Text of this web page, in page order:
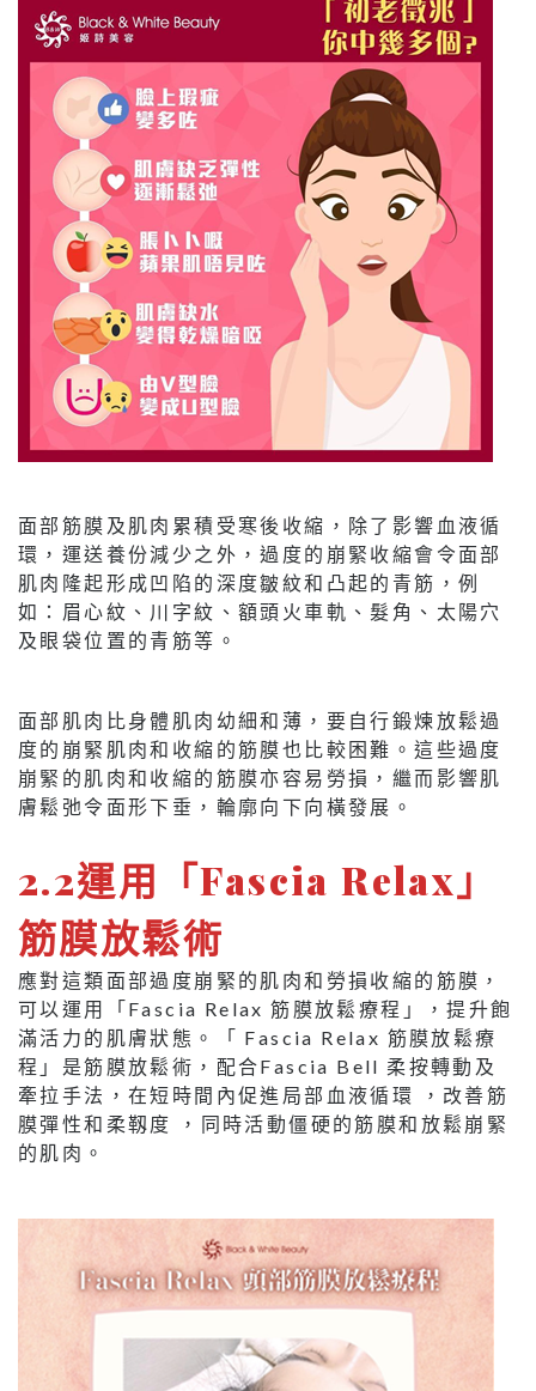
面部筋膜及肌肉累積受寒後收縮，除了影響血液循
環，運送養份減少之外，過度的崩緊收縮會令面部
肌肉隆起形成凹陷的深度皺紋和凸起的青筋，例
如：眉心紋、川字紋、額頭火車軌、髮角、太陽穴
及眼袋位置的青筋等。
面部肌肉比身體肌肉幼細和薄，要自行鍛煉放鬆過
度的崩緊肌肉和收縮的筋膜也比較困難。這些過度
崩緊的肌肉和收縮的筋膜亦容易勞損，繼而影響肌
膚鬆弛令面形下垂，輪廓向下向橫發展。
2.2運用「Fascia Relax」
筋膜放鬆術
應對這類面部過度崩緊的肌肉和勞損收縮的筋膜，
可以運用「Fascia Relax 筋膜放鬆療程」，提升飽
滿活力的肌膚狀態。「 Fascia Relax 筋膜放鬆療
程」是筋膜放鬆術，配合Fascia Bell 柔按轉動及
牽拉手法，在短時間內促進局部血液循環 ，改善筋
膜彈性和柔靱度 ，同時活動僵硬的筋膜和放鬆崩緊
的肌肉。